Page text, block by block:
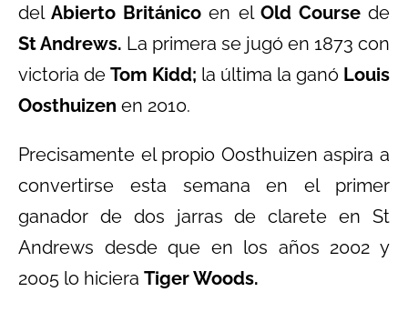
delAbierto Británico en el Old Coursede
St Andrews. La primera se jugó en 1873 con
victoria de Tom Kidd; la última la ganó Louis
Oosthuizen en 2010.
Precisamente el propio Oosthuizen aspira a
convertirse esta semana en el primer
ganador de dos jarras de clarete en St
Andrews desde que en los años 2002 y
2005 lo hiciera Tiger Woods.